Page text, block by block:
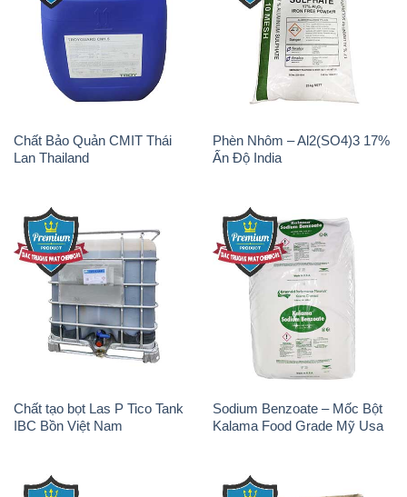
Chất Bảo Quản CMIT Thái
Lan Thailand
Phèn Nhôm – Al2(SO4)3 17%
Ấn Độ India
Chất tạo bọt Las P Tico Tank
IBC Bồn Việt Nam
Sodium Benzoate – Mốc Bột
Kalama Food Grade Mỹ Usa